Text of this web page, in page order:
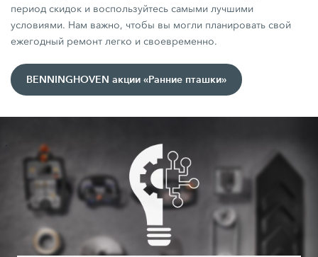
период скидок и воспользуйтесь самыми лучшими
условиями. Нам важно, чтобы вы могли планировать свой
ежегодный ремонт легко и своевременно.
BENNINGHOVEN акции «Ранние пташки»